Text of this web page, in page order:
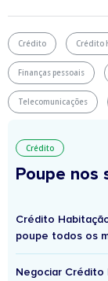
Crédito Crédito
Finanças pessoais
Telecomunicações
Crédito
Poupe nos
Crédito
poupe todos os
Negociar Crédito